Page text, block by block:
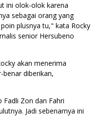
ini olok-olok karena
sebagai orang yang
plusnya tu," kata Rocky
senior Hersubeno
akan menerima
benar diberikan,
Fadli Zon dan Fahri
Jadi sebenarnya ini